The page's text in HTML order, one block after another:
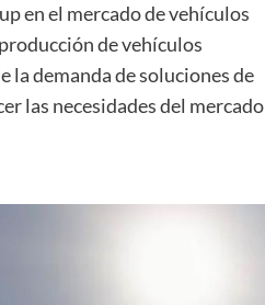
en el mercado de vehículos
de vehículos
la demanda de soluciones de
las necesidades del mercado